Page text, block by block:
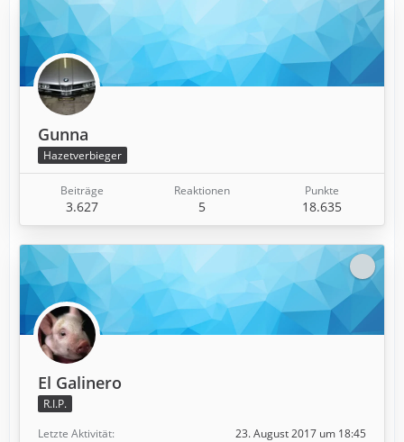
Gunna
Hazetverbieger
Beiträge
3.627
Reaktionen
5
Punkte
18.635
El Galinero
R.I.P.
Letzte Aktivität
23. August 2017 um 18:45